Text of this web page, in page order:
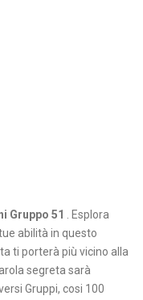
Gruppo 51 . Esplora
abilità in questo
ti porterà più vicino alla
segreta sarà
Gruppi, cosi 100